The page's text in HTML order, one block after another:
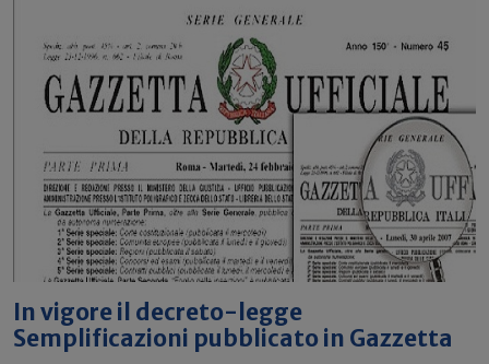
In vigore il decreto-legge
Semplificazioni pubblicato in Gazzetta